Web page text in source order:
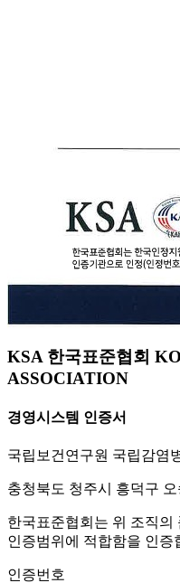
KSA 한국표준협회
ASSOCIATION
경영시스템 인증서
국립보건연구원 국립감염
충청북도 청주시 흥덕구
한국표준협회는 위 조직
인증범위에 적합함을 인증
인증번호